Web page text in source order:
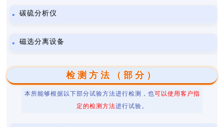
碳硫分析仪
磁选分离设备
检测方法（部分）
本所能够根据以下部分试验方法进行检测，也可以使用客户指
定的检测方法进行试验。